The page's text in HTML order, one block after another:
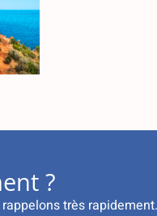
?
très rapidement.